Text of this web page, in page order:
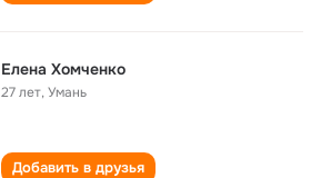
Елена Хомченко
27 лет,Умань
Добавить в друзья